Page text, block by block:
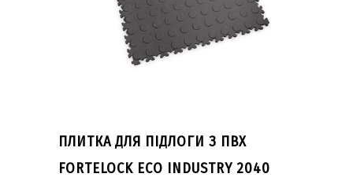
ПЛИТКА ДЛЯ ПІДЛОГИ З ПВХ
FORTELOCK ECO INDUSTRY 2040